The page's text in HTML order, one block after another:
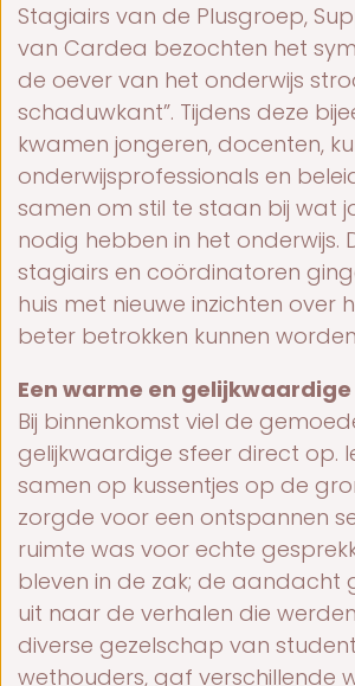
Stagiairs van de Plusgroep,
van Cardea bezochten het
de oever van het onderwijs
schaduwkant”. Tijdens deze
kwamen jongeren, docenten,
onderwijsprofessionals en
samen om stil te staan bij wat
nodig hebben in het onderwijs.
stagiairs en coördinatoren
huis met nieuwe inzichten over
beter betrokken kunnen
Een warme en
Bij binnenkomst viel de
gelijkwaardige sfeer direct op.
samen op kussentjes op de
zorgde voor een ontspannen
ruimte was voor echte
bleven in de zak; de aandacht
uit naar de verhalen die
diverse gezelschap van
wethouders, gaf verschillende